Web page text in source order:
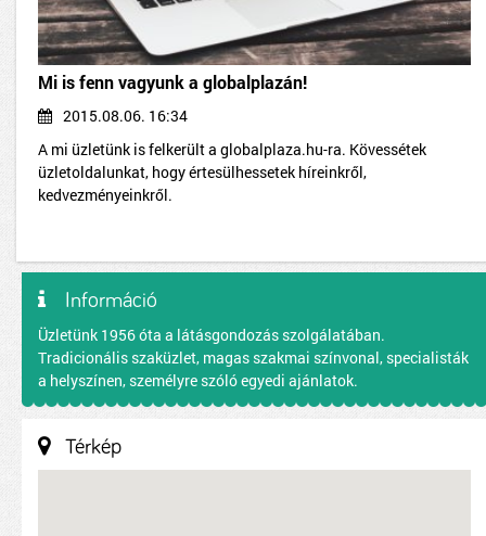
Mi is fenn vagyunk a globalplazán!
2015.08.06. 16:34
A mi üzletünk is felkerült a globalplaza.hu-ra. Kövessétek
üzletoldalunkat, hogy értesülhessetek híreinkről,
kedvezményeinkről.
Információ
Üzletünk 1956 óta a látásgondozás szolgálatában.
Tradicionális szaküzlet, magas szakmai színvonal, specialisták
a helyszínen, személyre szóló egyedi ajánlatok.
Térkép